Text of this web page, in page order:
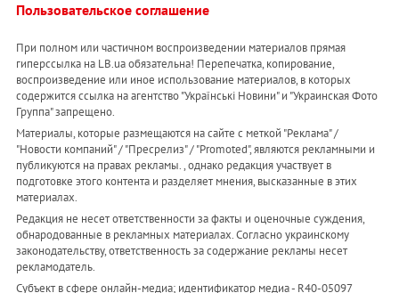
Пользовательское соглашение
При полном или частичном воспроизведении материалов прямая
гиперссылка на LB.ua обязательна! Перепечатка, копирование,
воспроизведение или иное использование материалов, в которых
содержится ссылка на агентство "Українськi Новини" и "Украинская Фото
Группа" запрещено.
Материалы, которые размещаются на сайте с меткой "Реклама" /
"Новости компаний" / "Пресрелиз" / "Promoted", являются рекламными и
публикуются на правах рекламы. , однако редакция участвует в
подготовке этого контента и разделяет мнения, высказанные в этих
материалах.
Редакция не несет ответственности за факты и оценочные суждения,
обнародованные в рекламных материалах. Согласно украинскому
законодательству, ответственность за содержание рекламы несет
рекламодатель.
Субъект в сфере онлайн-медиа; идентификатор медиа - R40-05097